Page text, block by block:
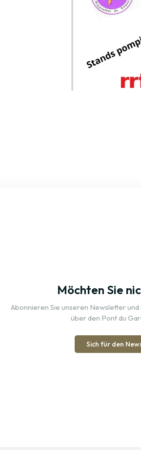
Möchten Sie
Abonnieren Sie unseren Newsletter
über den Pont du
Sich für den